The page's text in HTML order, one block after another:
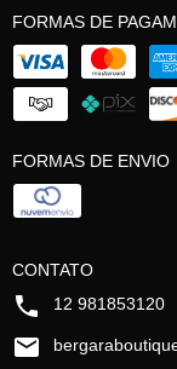
FORMAS DE
FORMAS DE ENVIO
CONTATO
12 981853120